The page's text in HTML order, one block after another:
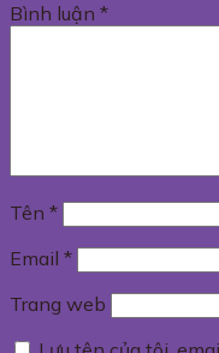
Bình luận *
Tên *
Email *
Trang web